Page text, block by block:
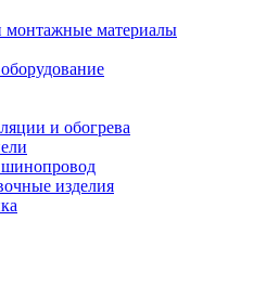
материалы
и обогрева
изделия